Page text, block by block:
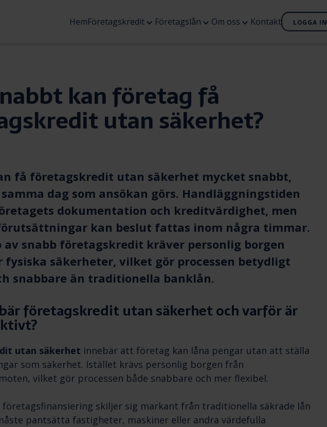
HemFöretagskreditÖppna
Företagslån Öppna
Om oss Öppna
undermenyn
Kontakt LOGGA IN
kan företag få
utan säkerhet?
få företagskredit utan säkerhet mycket snabbt,
dag som ansökan görs. Handläggningstiden
dokumentation och kreditvärdighet, men
kan beslut fattas inom några timmar.
av snabb företagskredit kräver personlig borgen
säkerheter, vilket gör processen betydligt
snabbare än traditionella banklån.
företagskredit utan säkerhet och varför är
utan säkerhet innebär att företag kan låna pengar utan att ställa
som säkerhet. Istället krävs personlig borgen från
vilket gör processen både snabbare och mer flexibel.
företagsfinansiering skiljer sig markant från traditionella säkrade lån
pantsätta fastigheter, maskiner eller andra värdefulla